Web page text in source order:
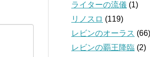
ライターの流儀 (1)
リノスロ (119)
レビンのオーラス (66)
レビンの覇王降臨 (2)